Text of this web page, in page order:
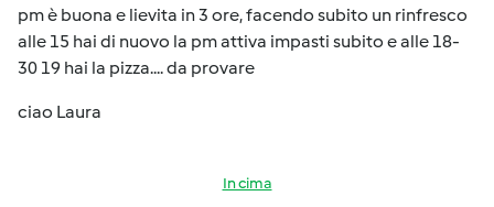
pm è buona e lievita in 3 ore, facendo subito un rinfresco
alle 15 hai di nuovo la pm attiva impasti subito e alle 18-
30 19 hai la pizza.... da provare
ciao Laura
In cima